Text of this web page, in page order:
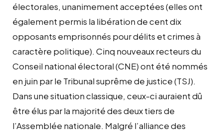
électorales, unanimement acceptées (elles ont
également permis la libération de cent dix
opposants emprisonnés pour délits et crimes à
caractère politique). Cinq nouveaux recteurs du
Conseil national électoral (CNE) ont été nommés
en juin par le Tribunal suprême de justice (TSJ).
Dans une situation classique, ceux-ci auraient dû
être élus par la majorité des deux tiers de
l’Assemblée nationale. Malgré l’alliance des